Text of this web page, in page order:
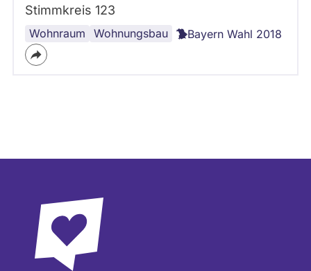
Stimmkreis 123
Wohnraum Wohnungsbau Bayern Wahl 2018